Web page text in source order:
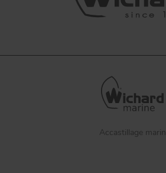
Accastillage marin